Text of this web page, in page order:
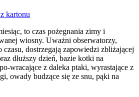
kartonu
to czas pożegnania zimy i
wiosny. Uważni obserwatorzy,
czasu, dostrzegają zapowiedzi zbliżającej
dłuższy dzień, bazie kotki na
wracające z daleka ptaki, wyrastające z
owady budzące się ze snu, pąki na